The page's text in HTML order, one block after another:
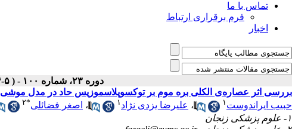
تماس با ما
فرم برقراری ارتباط
اخبار
دوره ۲۳، شماره ۱۰۰ - ( ۵-۱۳۹۴ )
بررسی اثر عصاره‌ی الکلی بره موم بر توکسوپلاسموزیس حاد در مدل موشی
حبیب ایراندوست ۱ ، علیرضا یزدی نژاد ۱ ، اصغر فضائلی*۲
۱- علوم پزشکی زنجان